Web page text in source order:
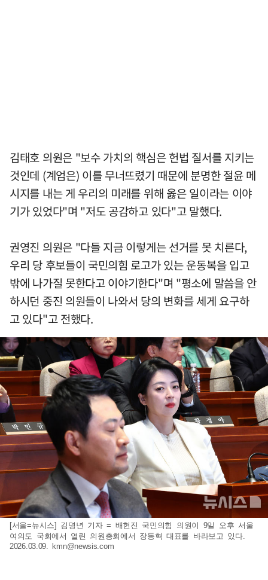
김태호 의원은 "보수 가치의 핵심은 헌법 질서를 지키는
것인데 (계엄은) 이를 무너뜨렸기 때문에 분명한 절윤 메
시지를 내는 게 우리의 미래를 위해 옳은 일이라는 이야
기가 있었다"며 "저도 공감하고 있다"고 말했다.
권영진 의원은 "다들 지금 이렇게는 선거를 못 치른다,
우리 당 후보들이 국민의힘 로고가 있는 운동복을 입고
밖에 나가질 못한다고 이야기한다"며 "평소에 말씀을 안
하시던 중진 의원들이 나와서 당의 변화를 세게 요구하
고 있다"고 전했다.
[서울=뉴시스] 김명년 기자 = 배현진 국민의힘 의원이 9일 오후 서울
여의도 국회에서 열린 의원총회에서 장동혁 대표를 바라보고 있다.
2026.03.09.
kmn@newsis.com